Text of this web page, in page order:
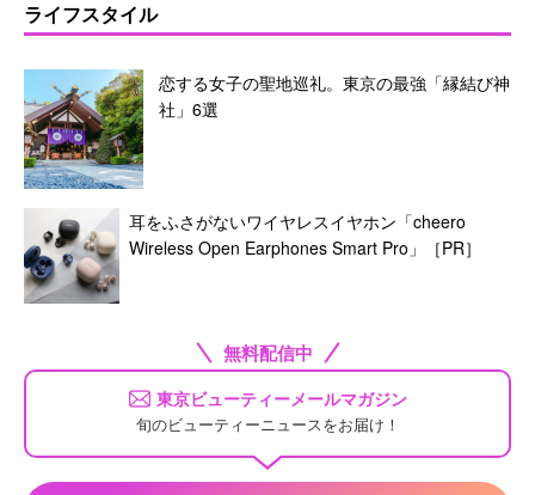
ライフスタイル
恋する女子の聖地巡礼。東京の最強「縁結び神
社」6選
耳をふさがないワイヤレスイヤホン「cheero
Wireless Open Earphones Smart Pro」［PR］
無料配信中
東京ビューティーメールマガジン
旬のビューティーニュースをお届け！